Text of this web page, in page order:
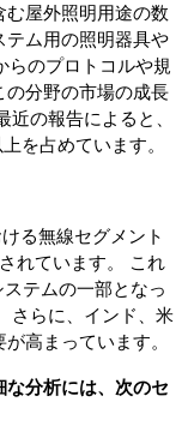
屋外照明用途の数
テム用の照明器具や
らのプロトコルや規
分野の市場の成長
の報告によると、
を占めています。
る無線セグメント
れています。 これ
テムの一部となっ
さらに、インド、米
高まっています。
分析には、次のセ